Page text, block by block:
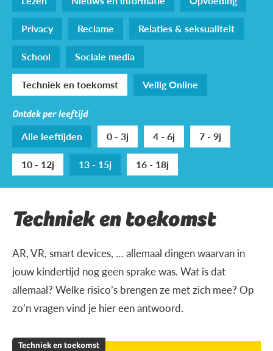
Privacy
Reclame
Relaties & seksualiteit
School
Sociale media
Techniek en toekomst
Veilig Online
Ontdek per leeftijd
Alle leeftijden 0 - 3j 4 - 6j
7 - 9j
10 - 12j
13 - 15j 16 - 18j
Techniek en toekomst
AR, VR, smart devices, … allemaal dingen waarvan in
jouw kindertijd nog geen sprake was. Wat is dat
allemaal? Welke risico’s brengen ze met zich mee? Op
zo’n vragen vind je hier een antwoord.
Techniek en toekomst